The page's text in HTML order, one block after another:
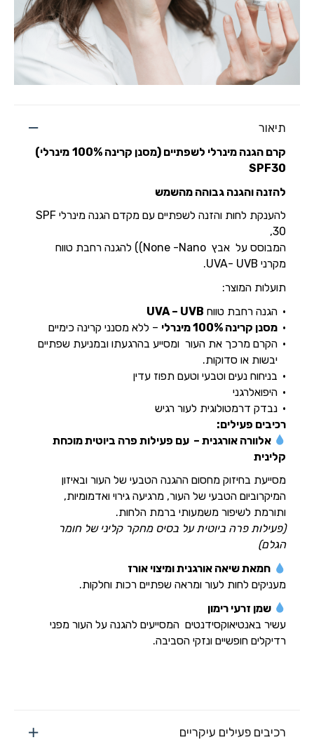
תיאור
קרם הגנה מינרלי לשפתיים (מסנן קרינה 100%
מינרלי)
SPF30
להזנה והגנה גבוהה מהשמש
להענקת לחות והזנה לשפתיים עם מקדם הגנה מינרלי SPF
30,
המבוסס על אבץ None -Nano)) להגנה רחבת טווח
מקרני UVA- UVB.
תועלות המוצר:
הגנה רחבת טווח UVA – UVB
מסנן קרינה 100% מינרלי
– ללא מסנני קרינה כימיים
הקרם מרכך את העור ומסייע בהרגעתו ובמניעת שפתיים
יבשות או סדוקות.
בניחוח נעים וטבעי וטעם תפוז עדין
היפואלרגני
נבדק דרמטולוגית לעור רגיש
רכיבים פעילים:
אלוורה אורגנית – עם פעילות פרה ביוטית מוכחת
קלינית
מסייעת בחיזוק מחסום ההגנה הטבעי של העור ובאיזון
המיקרוביום הטבעי של העור, מרגיעה גירוי ואדמומיות,
ותורמת לשיפור משמעותי ברמת הלחות.
(פעילות פרה ביוטית על בסיס מחקר קליני של חומר
הגלם)
חמאת שיאה אורגנית ומיצוי אורז
מעניקים לחות לעור ומראה שפתיים רכות וחלקות.
שמן זרעי רימון
עשיר באנטיאוקסידנטים המסייעים להגנה על העור מפני
רדיקלים חופשיים ונזקי הסביבה.
רכיבים פעילים עיקריים